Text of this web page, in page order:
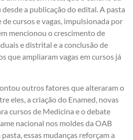
a publicação do edital. A pasta
cursos e vagas, impulsionada por
mencionou o crescimento de
e distrital e a conclusão de
que ampliaram vagas em cursos já
outros fatores que alteraram o
eles, a criação do Enamed, novas
cursos de Medicina e o debate
nacional nos moldes da OAB
essas mudanças reforçam a